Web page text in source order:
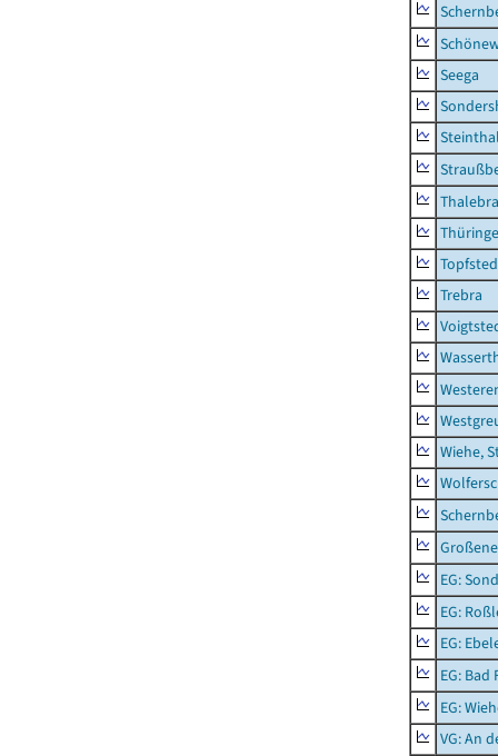
Seega
Thalebra
Trebra
Wiehe,
EG:
EG:
EG:
EG:
EG:
VG: An